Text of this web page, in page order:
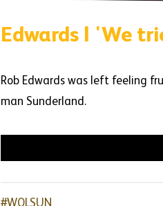
Edwards | 'We
Rob Edwards was left feeling
man Sunderland.
#WOLSUN